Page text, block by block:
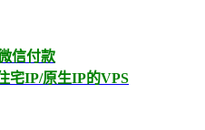
信付款
宅IP/原生IP的VPS